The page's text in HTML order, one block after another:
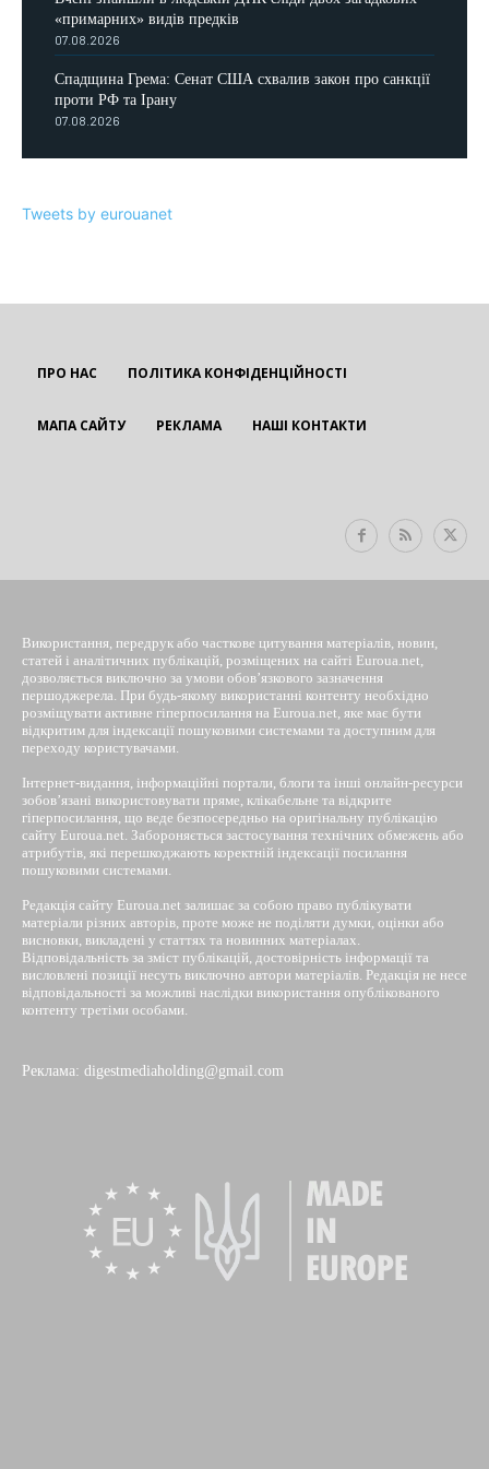
«примарних» видів предків
07.08.2026
Спадщина Грема: Сенат США схвалив закон про санкції
проти РФ та Ірану
07.08.2026
Tweets by eurouanet
ПРО НАС ПОЛІТИКА КОНФІДЕНЦІЙНОСТІ
МАПА САЙТУ РЕКЛАМА НАШІ КОНТАКТИ
Використання, передрук або часткове цитування матеріалів, новин,
статей і аналітичних публікацій, розміщених на сайті Euroua.net,
дозволяється виключно за умови обов’язкового зазначення
першоджерела. При будь-якому використанні контенту необхідно
розміщувати активне гіперпосилання на Euroua.net, яке має бути
відкритим для індексації пошуковими системами та доступним для
переходу користувачами.
Інтернет-видання, інформаційні портали, блоги та інші онлайн-ресурси
зобов’язані використовувати пряме, клікабельне та відкрите
гіперпосилання, що веде безпосередньо на оригінальну публікацію
сайту Euroua.net. Забороняється застосування технічних обмежень або
атрибутів, які перешкоджають коректній індексації посилання
пошуковими системами.
Редакція сайту Euroua.net залишає за собою право публікувати
матеріали різних авторів, проте може не поділяти думки, оцінки або
висновки, викладені у статтях та новинних матеріалах.
Відповідальність за зміст публікацій, достовірність інформації та
висловлені позиції несуть виключно автори матеріалів. Редакція не несе
відповідальності за можливі наслідки використання опублікованого
контенту третіми особами.
Реклама: digestmediaholding@gmail.com